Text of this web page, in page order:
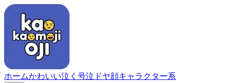
ホームかわいい泣く 号泣 ドヤ顔キャラクター系